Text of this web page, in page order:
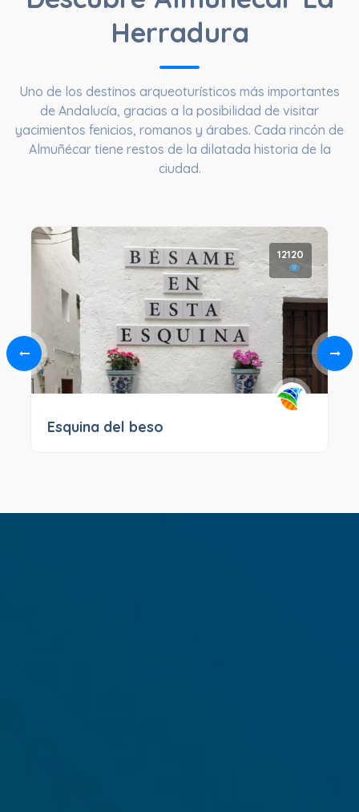
Herradura
Uno de los destinos arqueoturísticos más importantes
de Andalucía, gracias a la posibilidad de visitar
yacimientos fenicios, romanos y árabes. Cada rincón de
Almuñécar tiene restos de la dilatada historia de la
ciudad.
12120
Esquina del beso